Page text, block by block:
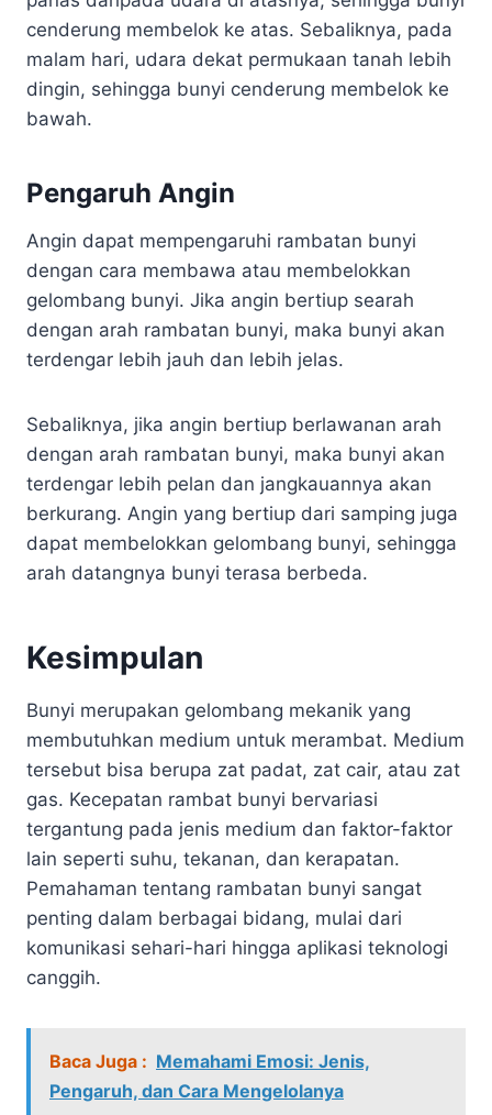
cenderung membelok ke atas. Sebaliknya, pada
malam hari, udara dekat permukaan tanah lebih
dingin, sehingga bunyi cenderung membelok ke
bawah.
Pengaruh Angin
Angin dapat mempengaruhi rambatan bunyi
dengan cara membawa atau membelokkan
gelombang bunyi. Jika angin bertiup searah
dengan arah rambatan bunyi, maka bunyi akan
terdengar lebih jauh dan lebih jelas.
Sebaliknya, jika angin bertiup berlawanan arah
dengan arah rambatan bunyi, maka bunyi akan
terdengar lebih pelan dan jangkauannya akan
berkurang. Angin yang bertiup dari samping juga
dapat membelokkan gelombang bunyi, sehingga
arah datangnya bunyi terasa berbeda.
Kesimpulan
Bunyi merupakan gelombang mekanik yang
membutuhkan medium untuk merambat. Medium
tersebut bisa berupa zat padat, zat cair, atau zat
gas. Kecepatan rambat bunyi bervariasi
tergantung pada jenis medium dan faktor-faktor
lain seperti suhu, tekanan, dan kerapatan.
Pemahaman tentang rambatan bunyi sangat
penting dalam berbagai bidang, mulai dari
komunikasi sehari-hari hingga aplikasi teknologi
canggih.
Baca Juga : Memahami Emosi: Jenis,
Pengaruh, dan Cara Mengelolanya